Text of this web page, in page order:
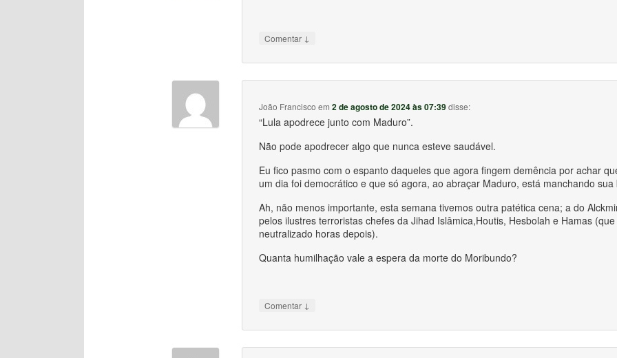
Comentar ↓
João Francisco em2 de agosto de 2024 às 07:39disse:
“Lula apodrece junto com Maduro”.
Não pode apodrecer algo que nunca esteve saudável.
Eu fico pasmo com o espanto daqueles que agora fingem demência por achar
um dia foi democrático e que só agora, ao abraçar Maduro, está manchando sua
Ah, não menos importante, esta semana tivemos outra patética cena; a do
pelos ilustres terroristas chefes da Jihad Islâmica,Houtis, Hesbolah e Hamas
neutralizado horas depois).
Quanta humilhação vale a espera da morte do Moribundo?
Comentar ↓